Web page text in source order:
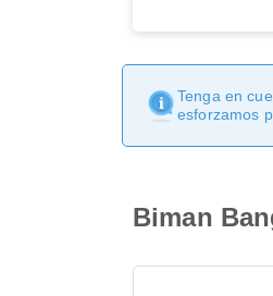
Tenga en
esforzamos
Biman